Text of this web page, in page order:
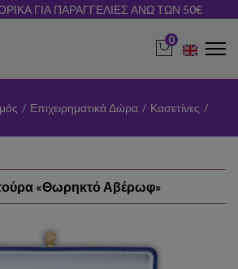
ΓΙΑ ΠΑΡΑΓΓΕΛΙΕΣ ΑΝΩ ΤΩΝ 50€
0
/ Επιχειρηματικά Δώρα / Κασετίνες /
«Θωρηκτό Αβέρωφ»